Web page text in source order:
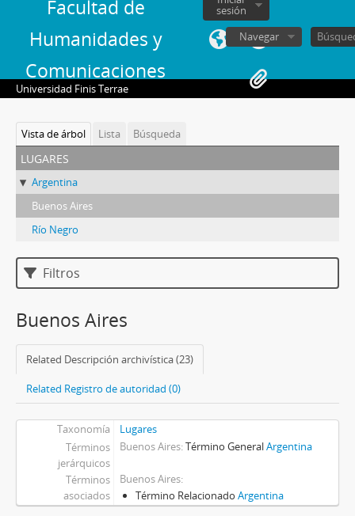
Facultad de
Humanidades y
Comunicaciones
sesión
Navegar
Universidad Finis Terrae
Vista de árbol Lista Búsqueda
lugares
Argentina
Buenos Aires
Río Negro
Filtros
Buenos Aires
Related Descripción archivística (23)
Related Registro de autoridad (0)
Taxonomía
Lugares
Términos
jerárquicos
Buenos Aires Término GeneralArgentina
Términos
asociados
Buenos Aires
Término Relacionado Argentina